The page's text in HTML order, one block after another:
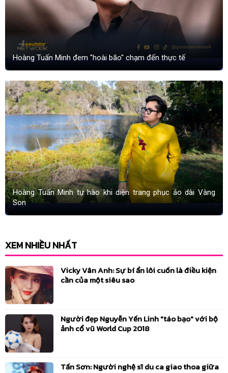
Hoàng Tuấn Minh đem "hoài bão" chạm đến thực tế
Hoàng Tuấn Minh tự hào khi diện trang phục áo dài Vàng
Son
XEM NHIỀU NHẤT
Vicky Vân Anh: Sự bí ẩn lôi cuốn là điều kiện
cần của một siêu sao
Người đẹp Nguyễn Yến Linh "táo bạo" với bộ
ảnh cổ vũ World Cup 2018
Tấn Sơn: Người nghệ sĩ du ca giao thoa giữa